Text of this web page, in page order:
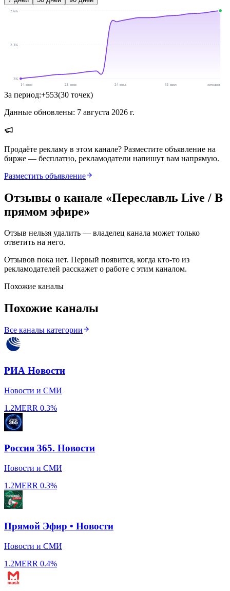
2.6K
2.3K
2K
14 июн
21 июн 24 июл 31 июл сегодня
За период:+553(30 точек)
Данные обновлены: 7 августа 2026 г.
Продаёте рекламу в этом канале? Разместите объявление на
бирже — бесплатно, рекламодатели напишут вам напрямую.
Разместить объявление
Отзывы о канале «Переславль Live / В
прямом эфире»
Отзыв нельзя удалить — владелец канала может только
ответить на него.
Отзывов пока нет. Первый появится, когда кто-то из
рекламодателей расскажет о работе с этим каналом.
Похожие каналы
Похожие каналы
Все каналы категории
РИА Новости
Новости и СМИ
1.2MERR 0.3%
Россия 365. Новости
Новости и СМИ
1.2MERR 0.3%
Прямой Эфир • Новости
Новости и СМИ
1.2MERR 0.4%